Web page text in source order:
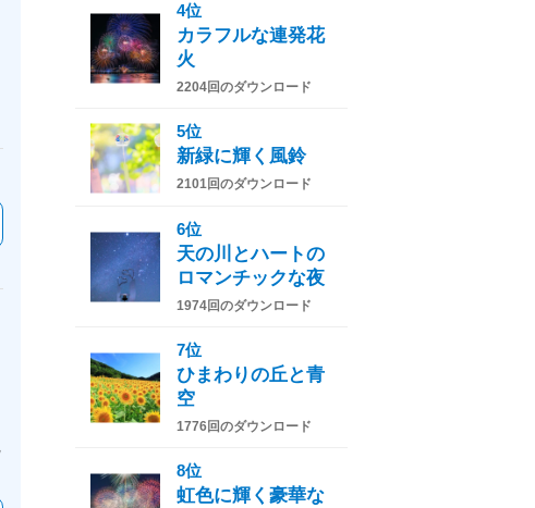
4位
カラフルな連発花
火
2204回のダウンロード
5位
新緑に輝く風鈴
2101回のダウンロード
6位
天の川とハートの
ロマンチックな夜
1974回のダウンロード
7位
ひまわりの丘と青
空
1776回のダウンロード
8位
虹色に輝く豪華な